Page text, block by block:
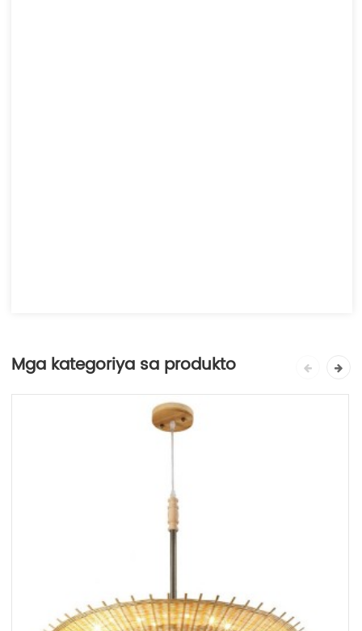
Mga kategoriya sa produkto